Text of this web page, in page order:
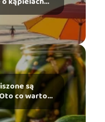
są
co warto